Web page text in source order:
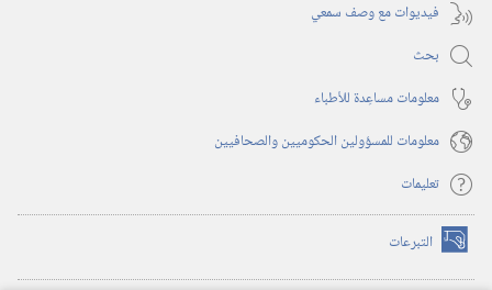
فيديوات مع وصف سمعي
بحث
معلومات مساعِدة للأطباء
معلومات للمسؤولين الحكوميين والصحافيين
تعليمات
التبرعات (يفتح
نافذة